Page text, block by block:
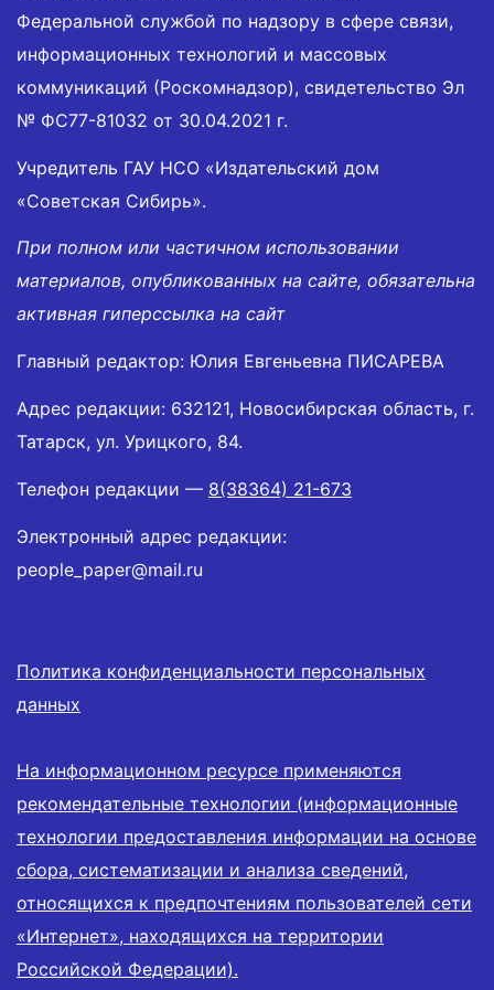
Федеральной службой по надзору в сфере связи,
информационных технологий и массовых
коммуникаций (Роскомнадзор), свидетельство Эл
№ ФС77-81032 от 30.04.2021 г.
Учредитель ГАУ НСО «Издательский дом
«Советская Сибирь».
При полном или частичном использовании
материалов, опубликованных на сайте, обязательна
активная гиперссылка на сайт
Главный редактор: Юлия Евгеньевна ПИСАРЕВА
Адрес редакции: 632121, Новосибирская область, г.
Татарск, ул. Урицкого, 84.
Телефон редакции — 8(38364) 21-673
Электронный адрес редакции:
people_paper@mail.ru
Политика конфиденциальности персональных
данных
На информационном ресурсе применяются
рекомендательные технологии (информационные
технологии предоставления информации на основе
сбора, систематизации и анализа сведений,
относящихся к предпочтениям пользователей сети
«Интернет», находящихся на территории
Российской Федерации).